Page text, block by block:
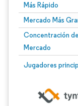
Más Rápido
Mercado Más
Concentración
Mercado
Jugadores
Imagen © Mordor